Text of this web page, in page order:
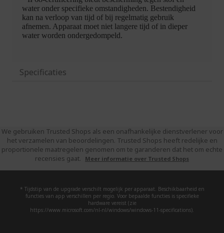
Specificaties
We gebruiken Trusted Shops als een onafhankelijke dienstverlener voor
het verzamelen van beoordelingen. Trusted Shops heeft redelijke en
proportionele maatregelen genomen om te garanderen dat het om echte
recensies gaat.
Meer informatie over Trusted Shops
* Tijdstip van de upgrade verschilt mogelijk per apparaat. Beschikbaarheid en
functies van app verschillen per regio. Voor bepaalde functies is specifieke
hardware vereist (zie
https://www.microsoft.com/nl-nl/windows/windows-11-specifications).